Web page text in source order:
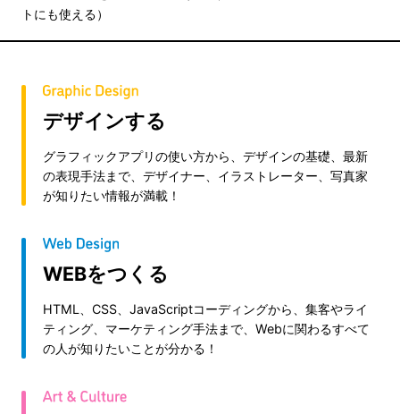
トにも使える）
デザインする
グラフィックアプリの使い方から、デザインの基礎、最新
の表現手法まで、デザイナー、イラストレーター、写真家
が知りたい情報が満載！
WEBをつくる
HTML、CSS、JavaScriptコーディングから、集客やライ
ティング、マーケティング手法まで、Webに関わるすべて
の人が知りたいことが分かる！